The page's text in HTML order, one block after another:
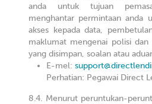
anda untuk tujuan
menghantar permintaan anda
akses kepada data,
maklumat mengenai polisi
yang disimpan, soalan atau
E-mel:
Perhatian: Pegawai Direct
Menurut peruntukan-